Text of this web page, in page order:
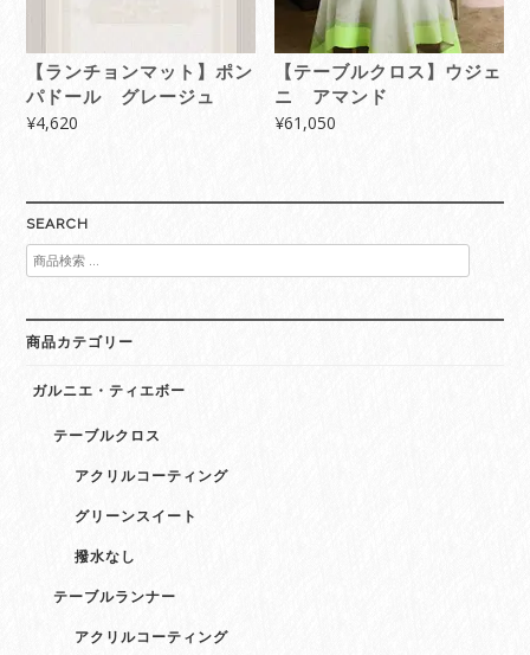
【ランチョンマット】ポン
パドール グレージュ
¥4,620
【テーブルクロス】ウジェ
ニ アマンド
¥61,050
SEARCH
検
索
象:
商品カテゴリー
ガルニエ・ティエボー
テーブルクロス
アクリルコーティング
グリーンスイート
撥水なし
テーブルランナー
アクリルコーティング